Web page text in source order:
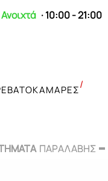
Ανοιχτά · 10:00 - 21:00
ΠΑΡΑΛΑΒΗΣ
ΠΑΡΑΛΑΒΗΣ